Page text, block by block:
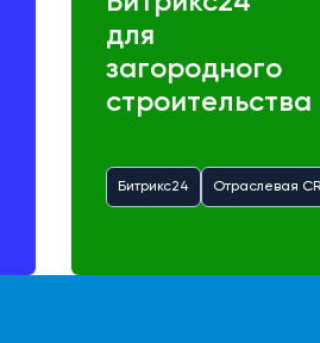
для
загородного
строительства
Битрикс24 Отраслевая